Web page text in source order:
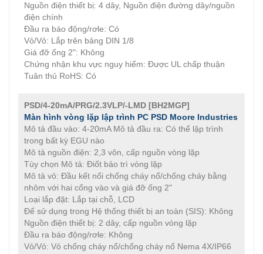
Nguồn điện thiết bị: 4 dây, Nguồn điện đường dây/nguồn
điện chính
Đầu ra báo động/rơle: Có
Vỏ/Vỏ: Lắp trên bảng DIN 1/8
Giá đỡ ống 2": Không
Chứng nhận khu vực nguy hiểm: Được UL chấp thuận
Tuân thủ RoHS: Có
PSD/4-20mA/PRG/2.3VLP/-LMD [BH2MGP]
Màn hình vòng lặp lập trình PC PSD Moore Industries
Mô tả đầu vào: 4-20mA Mô tả đầu ra: Có thể lập trình
trong bất kỳ EGU nào
Mô tả nguồn điện: 2,3 vôn, cấp nguồn vòng lặp
Tùy chọn Mô tả: Điốt bảo trì vòng lặp
Mô tả vỏ: Đầu kết nối chống cháy nổ/chống cháy bằng
nhôm với hai cổng vào và giá đỡ ống 2"
Loại lắp đặt: Lắp tại chỗ, LCD
Để sử dụng trong Hệ thống thiết bị an toàn (SIS): Không
Nguồn điện thiết bị: 2 dây, cấp nguồn vòng lặp
Đầu ra báo động/rơle: Không
Vỏ/Vỏ: Vỏ chống cháy nổ/chống cháy nổ Nema 4X/IP66